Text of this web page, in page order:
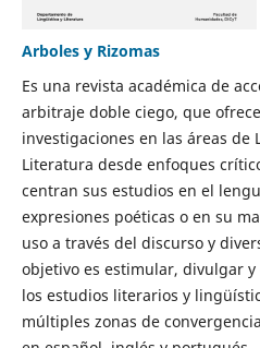
Arboles y Rizomas
Es una revista académica de
arbitraje doble ciego, que
investigaciones en las áreas de
Literatura desde enfoques
centran sus estudios en el
expresiones poéticas o en su
uso a través del discurso y
objetivo es estimular, divulgar
los estudios literarios y
múltiples zonas de